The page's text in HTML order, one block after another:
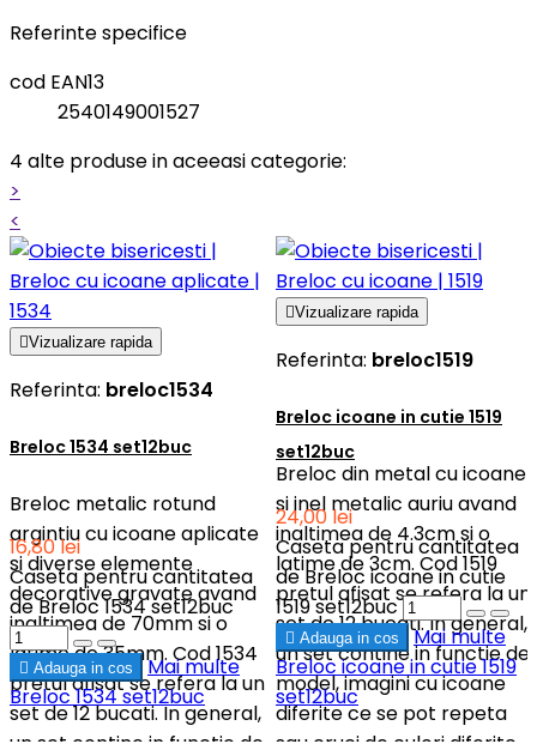
Referinte specifice
cod EAN13
2540149001527
4 alte produse in aceeasi categorie:
>
<
Vizualizare rapida
Referinta: breloc1534
Breloc 1534 set12buc
Breloc metalic rotund
argintiu cu icoane aplicate
si diverse elemente
decorative gravate avand
inaltimea de 70mm si o
latime de 35mm. Cod 1534
pretul afisat se refera la un
set de 12 bucati. In general,
un set contine in functie de
16,80 lei
Caseta pentru cantitatea
de Breloc 1534 set12buc
 Adauga in cos
Mai multe
Breloc 1534 set12buc
Vizualizare rapida
Referinta: breloc1519
Breloc icoane in cutie 1519
set12buc
Breloc din metal cu icoane
si inel metalic auriu avand
inaltimea de 4.3cm si o
latime de 3cm. Cod 1519
pretul afisat se refera la un
set de 12 bucati. In general,
un set contine in functie de
model, imagini cu icoane
diferite ce se pot repeta
sau cruci de culori diferite
24,00 lei
Caseta pentru cantitatea
de Breloc icoane in cutie
1519 set12buc
 Adauga in cos
Mai multe
Breloc icoane in cutie 1519
set12buc